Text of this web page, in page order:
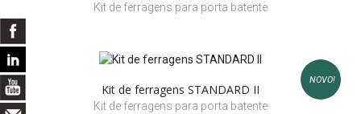
Kit de ferragens para porta batente
NOVO!
Kit de ferragens STANDARD II
Kit de ferragens para porta batente